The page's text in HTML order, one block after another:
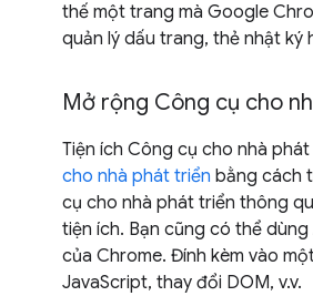
thế một trang mà Google
quản lý dấu trang, thẻ nhật ký
Mở rộng Công cụ cho
Tiện ích Công cụ cho nhà
cho nhà phát triển bằng cách
cụ cho nhà phát triển thông
tiện ích. Bạn cũng có thể dùng
của Chrome. Đính kèm vào
JavaScript, thay đổi DOM, v.v.